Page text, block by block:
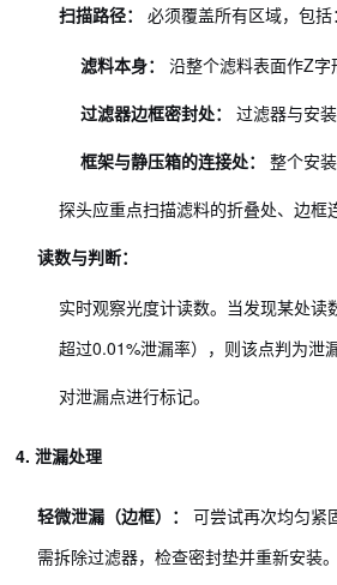
扫描路径：
必须覆盖所有区域，包括：
滤料本身：
沿整个滤料表面作Z字
过滤器边框密封处：
过滤器与安
框架与静压箱的连接处：
整个安
探头应重点扫描滤料的折叠处、边框
读数与判断：
实时观察光度计读数。当发现某处读
超过0.01%泄漏率），则该点判为泄漏
对泄漏点进行标记。
4. 泄漏处理
轻微泄漏（边框）：
可尝试再次均匀紧
需拆除过滤器，检查密封垫并重新安装。